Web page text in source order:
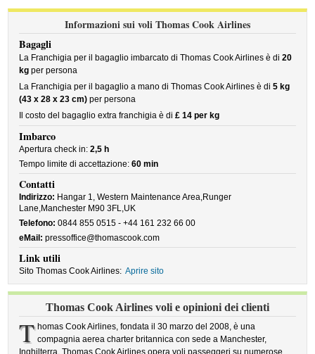
Informazioni sui voli Thomas Cook Airlines
Bagagli
La Franchigia per il bagaglio imbarcato di Thomas Cook Airlines è di20
kg per persona
La Franchigia per il bagaglio a mano di Thomas Cook Airlines è di5 kg
(43 x 28 x 23 cm) per persona
Il costo del bagaglio extra franchigia è di£ 14 per kg
Imbarco
Apertura check in:2,5 h
Tempo limite di accettazione:60 min
Contatti
Indirizzo: Hangar 1, Western Maintenance Area,Runger
Lane,Manchester M90 3FL,UK
Telefono: 0844 855 0515 - +44 161 232 66 00
eMail: pressoffice@thomascook.com
Link utili
Sito Thomas Cook Airlines: Aprire sito
Thomas Cook Airlines voli e opinioni dei clienti
T homas Cook Airlines, fondata il 30 marzo del 2008, è una
compagnia aerea charter britannica con sede a Manchester,
Inghilterra. Thomas Cook Airlines opera voli passeggeri su numerose